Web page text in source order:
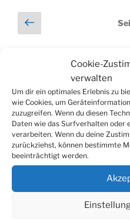
Cookie-
verwalten
Um dir ein optimales Erlebnis zu
wie Cookies, um
zuzugreifen. Wenn du diesen
Daten wie das Surfverhalten oder
verarbeiten. Wenn du deine
zurückziehst, können bestimmte
beeinträchtigt werden.
der
Vorherige
Seite
nach:
WERBUNG